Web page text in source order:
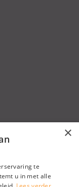
×
te
u in met alle